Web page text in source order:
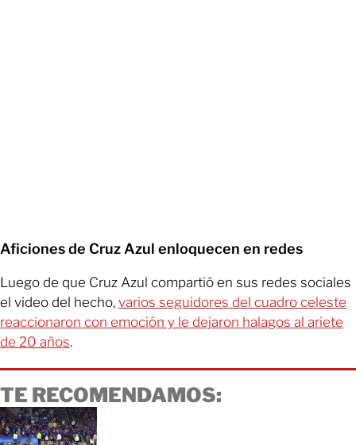
Aficiones de Cruz Azul enloquecen en redes
Luego de que Cruz Azul compartió en sus redes sociales
el video del hecho, varios seguidores del cuadro celeste
reaccionaron con emoción y le dejaron halagos al ariete
de 20 años.
TE RECOMENDAMOS: